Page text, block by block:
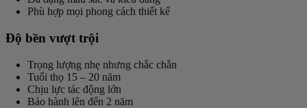
Phù hợp mọi phong cách thiết kế
Độ bền vượt trội
Trọng lượng nhẹ nhưng chắc chắn
Tuổi thọ 15 – 20 năm
Chịu lực tác động lớn
Bảo hành lên đến 2 năm